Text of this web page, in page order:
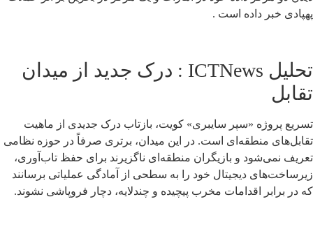
پهپادی خبر داده است .
تحلیل ICTNews : درک جدید از میدان
تقابل
تسریع پروژه «سپر سایبری» کویت، بازتاب درک جدیدی از ماهیت
تقابل‌های منطقه‌ای است. در این میدان، برتری صرفاً در حوزه نظامی
تعریف نمی‌شود و بازیگران منطقه‌ای ناگزیرند برای حفظ تاب‌آوری،
زیرساخت‌های دیجیتال خود را به سطحی از آمادگی عملیاتی برسانند
که در برابر اقدامات مخرب پیچیده و چندلایه، دچار فروپاشی نشوند.